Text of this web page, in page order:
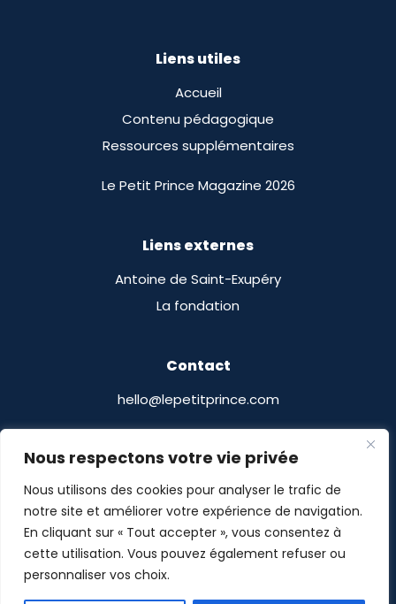
Nous respectons votre vie privée
Nous utilisons des cookies pour analyser le trafic de
notre site et améliorer votre expérience de navigation.
En cliquant sur « Tout accepter », vous consentez à
cette utilisation. Vous pouvez également refuser ou
personnaliser vos choix.
Liens utiles
Accueil
Contenu pédagogique
Ressources supplémentaires
Le Petit Prince Magazine 2026
Liens externes
Antoine de Saint-Exupéry
La fondation
Contact
hello@lepetitprince.com
13 Boulevard Edgar Quinet
75014 Paris, France
Le Petit Prince® © POMASE 2026
Politique de confidentialité- Site imaginé par